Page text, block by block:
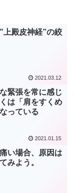
上殿皮神経”の絞
2021.03.12
緊張を常に感じ
は「肩をすくめ
っている
2021.01.15
い場合、原因は
みよう。